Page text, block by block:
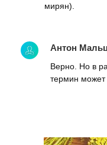
мирян).
Антон
Верно. Но в
термин может